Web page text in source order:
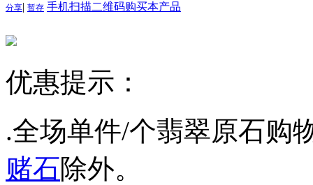
分享| 暂存 手机扫描二维码购买本产品
优惠提示：
.全场单件/个翡翠原石购
赌石除外。